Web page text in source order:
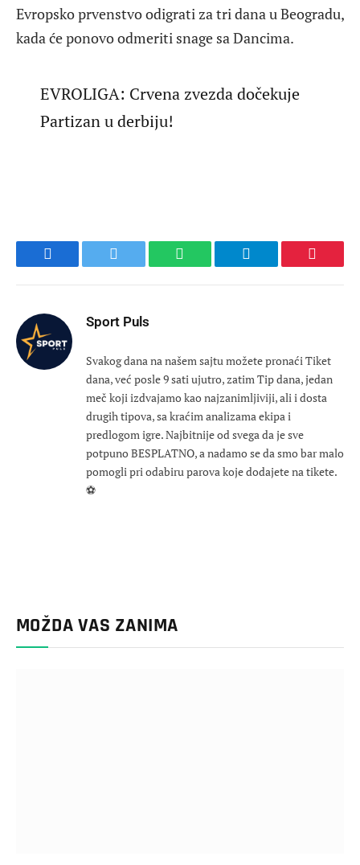
Evropsko prvenstvo odigrati za tri dana u Beogradu,
kada će ponovo odmeriti snage sa Dancima.
EVROLIGA: Crvena zvezda dočekuje
Partizan u derbiju!
Facebook Twitter WhatsApp Telegram
Sport Puls
Svakog dana na našem sajtu možete pronaći Tiket
dana, već posle 9 sati ujutro, zatim Tip dana, jedan
meč koji izdvajamo kao najzanimljiviji, ali i dosta
drugih tipova, sa kraćim analizama ekipa i
predlogom igre. Najbitnije od svega da je sve
potpuno BESPLATNO, a nadamo se da smo bar malo
pomogli pri odabiru parova koje dodajete na tikete.
⚽
MOŽDA VAS ZANIMA